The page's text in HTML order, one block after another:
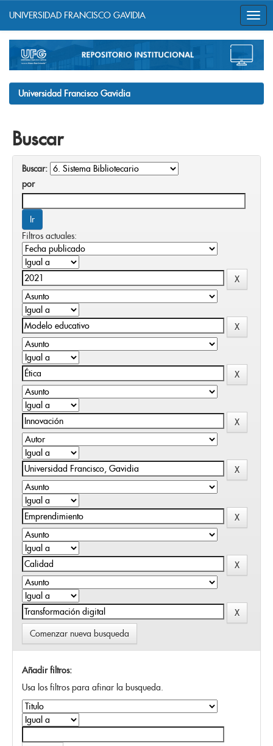
navigation
UNIVERSIDAD FRANCISCO GAVIDIA
Universidad Francisco Gavidia
Buscar
Buscar:
por
Filtros actuales:
Comenzar nueva busqueda
Añadir filtros:
Usa los filtros para afinar la busqueda.